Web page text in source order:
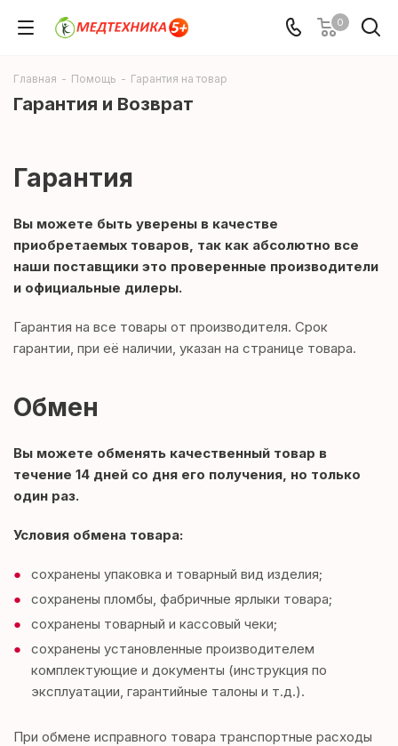
0
Главная - Помощь - Гарантия на товар
Гарантия и Возврат
Гарантия
Вы можете быть уверены в качестве
приобретаемых товаров, так как абсолютно все
наши поставщики это проверенные производители
и официальные дилеры.
Гарантия на все товары от производителя. Срок
гарантии, при её наличии, указан на странице товара.
Обмен
Вы можете обменять качественный товар в
течение 14 дней со дня его получения, но только
один раз.
Условия обмена товара:
сохранены упаковка и товарный вид изделия;
сохранены пломбы, фабричные ярлыки товара;
сохранены товарный и кассовый чеки;
сохранены установленные производителем
комплектующие и документы (инструкция по
эксплуатации, гарантийные талоны и т.д.).
При обмене исправного товара транспортные расходы